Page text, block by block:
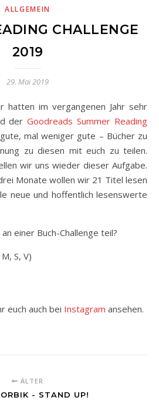
ALLGEMEIN
CHALLENGE
2019
29. Mai 2019
derGoodreads Summer Reading
mal weniger gute – Bücher zu
zu diesen mit euch zu teilen.
wir uns wieder dieser Aufgabe.
Monate wollen wir 21 Titel lesen
neue und hoffentlich lesenswerte
einer Buch-Challenge teil?
S, V)
euch auch bei Instagram ansehen.
ÄLTER
- STAND UP!